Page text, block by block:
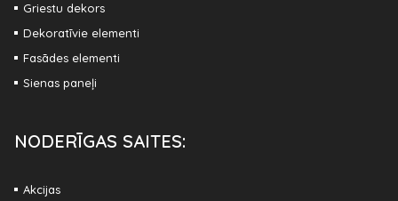
Griestu dekors
Dekoratīvie elementi
Fasādes elementi
Sienas paneļi
NODERĪGAS SAITES:
Akcijas